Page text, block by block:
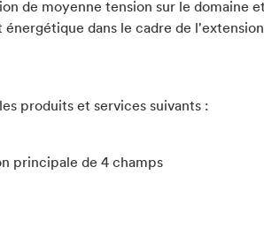
de moyenne tension sur le domaine et
dans le cadre de l'extension
produits et services suivants :
principale de 4 champs